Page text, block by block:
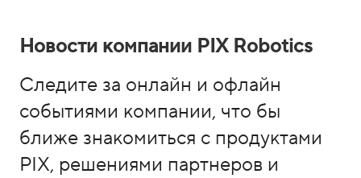
Новости компании PIX Robotics
Следите за онлайн и офлайн
событиями компании, что бы
ближе знакомиться с продуктами
PIX, решениями партнеров и